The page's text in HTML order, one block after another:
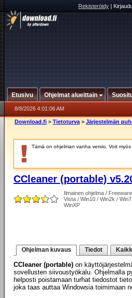
Rekisteröidy|
Etusivu Ohjelmat alueittain
8/8/2026 4:01:06 AM
Download.fi > Tietoturva > Järjestelmän
Tämä on ohjelman vanha versio. Voit
CCleaner (portable)
Ilmainen ohjelma / Freeware
Vista / Win10 / Win2k /
WinXP
Ohjelman kuvaus Tiedot
CCleaner (portable) on
sovellusten siivoustyökalu. Ohjelmalla
helposti poistamaan turhat tiedostot
joka taas auttaa Windowsia toimimaan